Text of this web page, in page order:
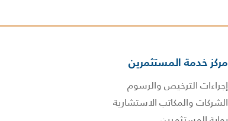
مركز خدمة المستثمرين
إجراءات الترخيص والرسوم
الشركات والمكاتب الاستشارية